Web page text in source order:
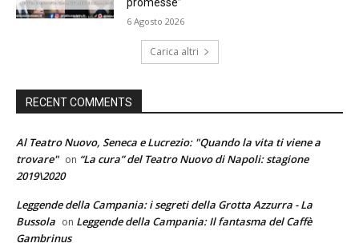
6 Agosto 2026
Carica altri
RECENT COMMENTS
Al Teatro Nuovo, Seneca e Lucrezio: "Quando la vita ti viene a
trovare" on “La cura” del Teatro Nuovo di Napoli: stagione
2019\2020
Leggende della Campania: i segreti della Grotta Azzurra - La
Bussola on Leggende della Campania: Il fantasma del Caffè
Gambrinus